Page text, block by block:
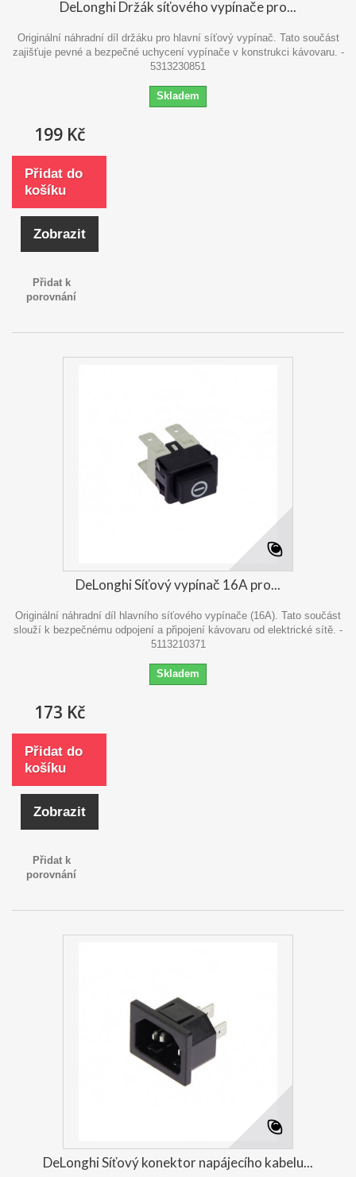
DeLonghi Držák síťového vypínače pro...
Originální náhradní díl držáku pro hlavní síťový vypínač. Tato součást
zajišťuje pevné a bezpečné uchycení vypínače v konstrukci kávovaru. -
5313230851
Skladem
199 Kč
Přidat do
košíku
Zobrazit
Přidat k
porovnání
DeLonghi Síťový vypínač 16A pro...
Originální náhradní díl hlavního síťového vypínače (16A). Tato součást
slouží k bezpečnému odpojení a připojení kávovaru od elektrické sítě. -
5113210371
Skladem
173 Kč
Přidat do
košíku
Zobrazit
Přidat k
porovnání
DeLonghi Síťový konektor napájecího kabelu...